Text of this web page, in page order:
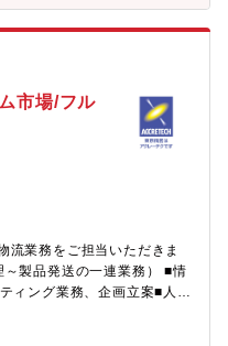
課題を特定し、在庫管理プ
理に関するプロセス、ポリ
る。・ 在庫パフォーマンス
する。・ データを分析
営層に提供する。・ 在庫管
基準に準拠していることを
管理し、関係部門とのコミ
】・すべてのビジネス ユニ
を構築し、展開するという
い達成感を得られる仕事で
る職場です。・新しいプロ
貴重な経験を得ることがで
ポジションへご応募いただ
提出願います。日本語/英語
市場/フル
流業務をご担当いただきま
製品発送の一連業務） ■情
ィング業務、企画立案■人材
出社■転勤 当面無し■フルフ